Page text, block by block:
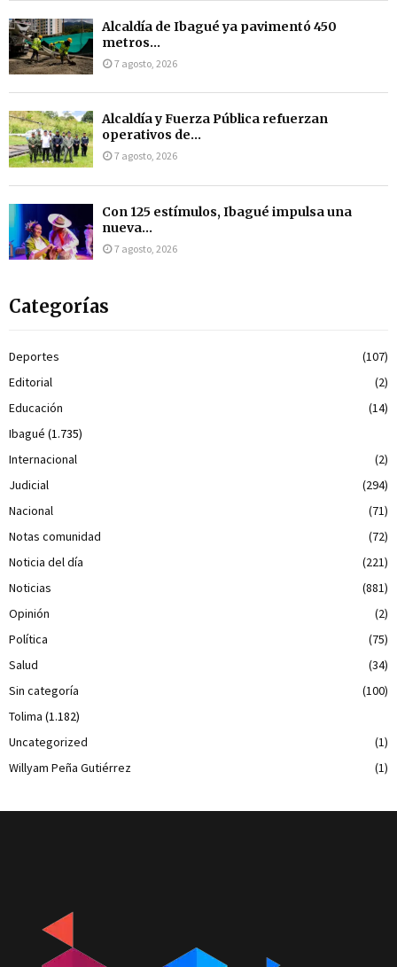
Alcaldía de Ibagué ya pavimentó 450
metros...
7 agosto, 2026
Alcaldía y Fuerza Pública refuerzan
operativos de...
7 agosto, 2026
Con 125 estímulos, Ibagué impulsa una
nueva...
7 agosto, 2026
Categorías
Deportes
(107)
Editorial
(2)
Educación
(14)
Ibagué (1.735)
Internacional
(2)
Judicial
(294)
Nacional
(71)
Notas comunidad
(72)
Noticia del día
(221)
Noticias
(881)
Opinión
(2)
Política
(75)
Salud
(34)
Sin categoría
(100)
Tolima (1.182)
Uncategorized
(1)
Willyam Peña Gutiérrez
(1)